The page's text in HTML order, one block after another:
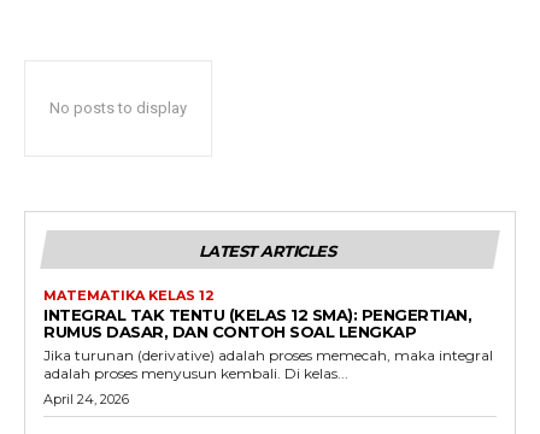
No posts to display
LATEST ARTICLES
MATEMATIKA KELAS 12
INTEGRAL TAK TENTU (KELAS 12 SMA): PENGERTIAN,
RUMUS DASAR, DAN CONTOH SOAL LENGKAP
Jika turunan (derivative) adalah proses memecah, maka integral
adalah proses menyusun kembali. Di kelas...
April 24, 2026